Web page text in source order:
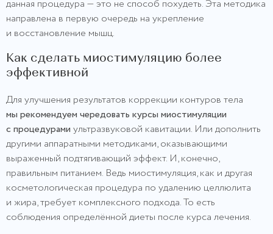
данная процедура — это не способ похудеть. Эта методика
направлена в первую очередь на укрепление
и восстановление мышц.
Как сделать миостимуляцию более
эффективной
Для улучшения результатов коррекции контуров тела
мы рекомендуем чередовать курсы миостимуляции
с процедурами ультразвуковой кавитации. Или дополнить
другими аппаратными методиками, оказывающими
выраженный подтягивающий эффект. И, конечно,
правильным питанием. Ведь миостимуляция, как и другая
косметологическая процедура по удалению целлюлита
и жира, требует комплексного подхода. То есть
соблюдения определённой диеты после курса лечения.